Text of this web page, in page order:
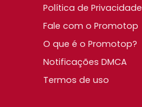
Política de Privacidade
Fale com o Promotop
O que é o Promotop?
Notificações DMCA
Termos de uso